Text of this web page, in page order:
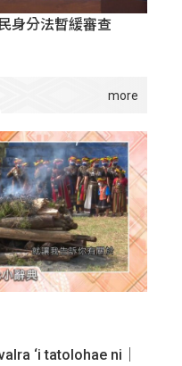
身分法暫緩審查
‘i tatolohae ni｜